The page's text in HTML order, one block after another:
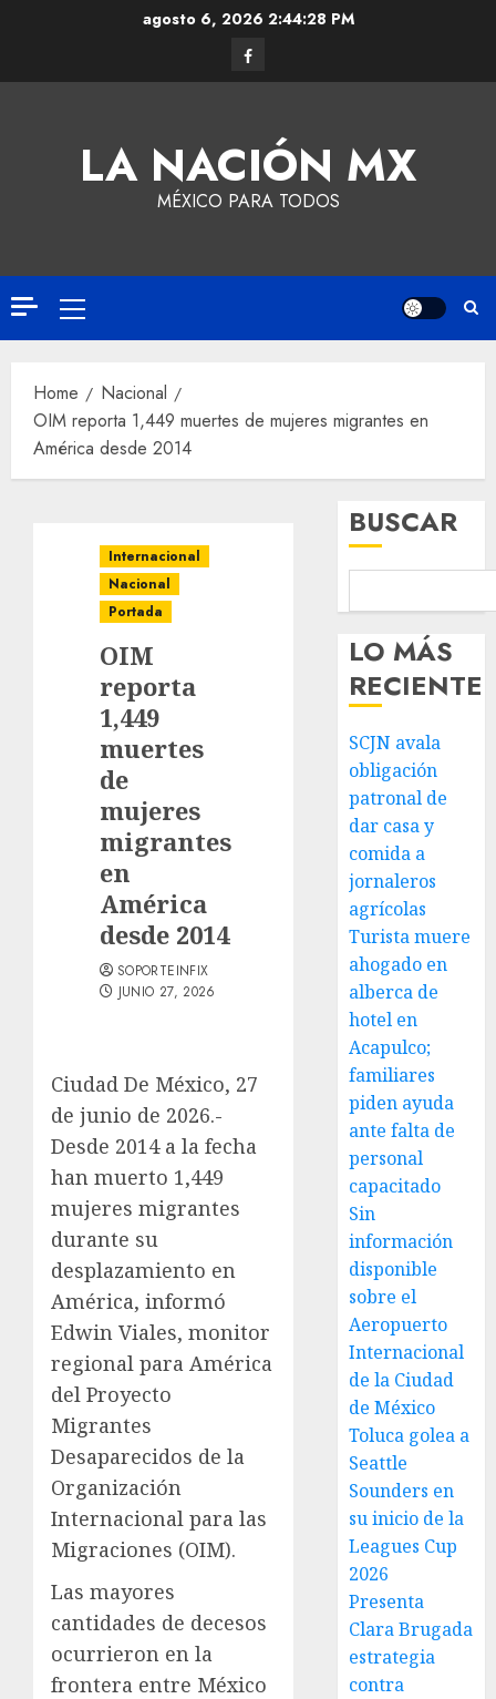
agosto 6, 2026 2:44:28 PM
LA NACIÓN MX
MÉXICO PARA TODOS
Home
Nacional
OIM reporta 1,449 muertes de mujeres migrantes en
América desde 2014
Internacional
Nacional
Portada
OIM
reporta
1,449
muertes
de
mujeres
migrantes
en
América
desde 2014
SOPORTEINFIX
JUNIO 27, 2026
Ciudad De México, 27
de junio de 2026.-
Desde 2014 a la fecha
han muerto 1,449
mujeres migrantes
durante su
desplazamiento en
América, informó
Edwin Viales, monitor
regional para América
del Proyecto
Migrantes
Desaparecidos de la
Organización
Internacional para las
Migraciones (OIM).
Las mayores
cantidades de decesos
ocurrieron en la
frontera entre México
BUSCAR
LO MÁS
RECIENTE
SCJN avala
obligación
patronal de
dar casa y
comida a
jornaleros
agrícolas
Turista muere
ahogado en
alberca de
hotel en
Acapulco;
familiares
piden ayuda
ante falta de
personal
capacitado
Sin
información
disponible
sobre el
Aeropuerto
Internacional
de la Ciudad
de México
Toluca golea a
Seattle
Sounders en
su inicio de la
Leagues Cup
2026
Presenta
Clara Brugada
estrategia
contra